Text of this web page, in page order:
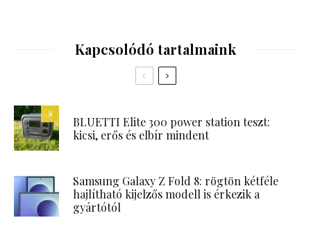
Kapcsolódó tartalmaink
9
BLUETTI Elite 300 power station teszt:
kicsi, erős és elbír mindent
Samsung Galaxy Z Fold 8: rögtön kétféle
hajlítható kijelzős modell is érkezik a
gyártótól